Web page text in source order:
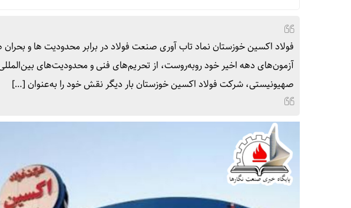
فولاد اکسین خوزستان نماد تاب‌ آوری صنعت فولاد در برابر محدودیت‌ ها و
صهیونیستی، شرکت فولاد اکسین خوزستان بار دیگر نقش خود را به‌عنوان […]